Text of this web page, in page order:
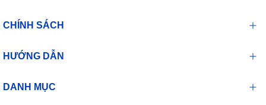
CHÍNH SÁCH
HƯỚNG DẪN
DANH MỤC